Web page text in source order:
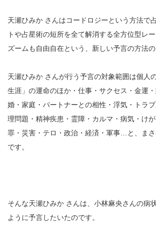
天瀬ひみか さんはコードロジーという方法で
トや占星術の短所を全て解消する全方位型レ
ズームも自由自在という、新しい予言の方法の
天瀬ひみか さんが行う予言の対象範囲は個人
生涯」の運命のほか・仕事・サクセス・金運
婚・家庭・パートナーとの相性・浮気・トラ
理問題・精神疾患・霊障・カルマ・病気・け
罪・災害・テロ・政治・経済・軍事…と、ま
です。
そんな天瀬ひみか さんは、小林麻央さんの病
ように予言したいたのです。